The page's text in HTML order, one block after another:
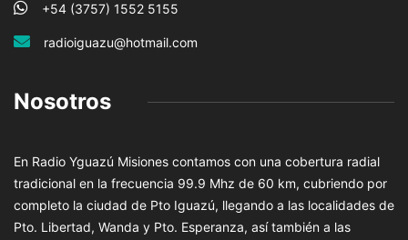
+54 (3757) 1552 5155
radioiguazu@hotmail.com
Nosotros
En Radio Yguazú Misiones contamos con una cobertura radial
tradicional en la frecuencia 99.9 Mhz de 60 km, cubriendo por
completo la ciudad de Pto Iguazú, llegando a las localidades de
Pto. Libertad, Wanda y Pto. Esperanza, así también a las